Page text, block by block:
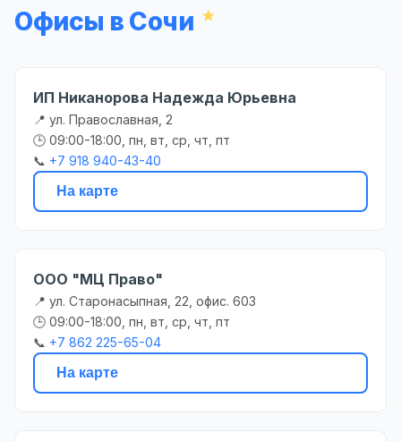
Офисы в Сочи
ИП Никанорова Надежда Юрьевна
📍 ул. Православная, 2
🕒 09:00-18:00, пн, вт, ср, чт, пт
📞 +7 918 940-43-40
На карте
ООО "МЦ Право"
📍 ул. Старонасыпная, 22, офис. 603
🕒 09:00-18:00, пн, вт, ср, чт, пт
📞 +7 862 225-65-04
На карте